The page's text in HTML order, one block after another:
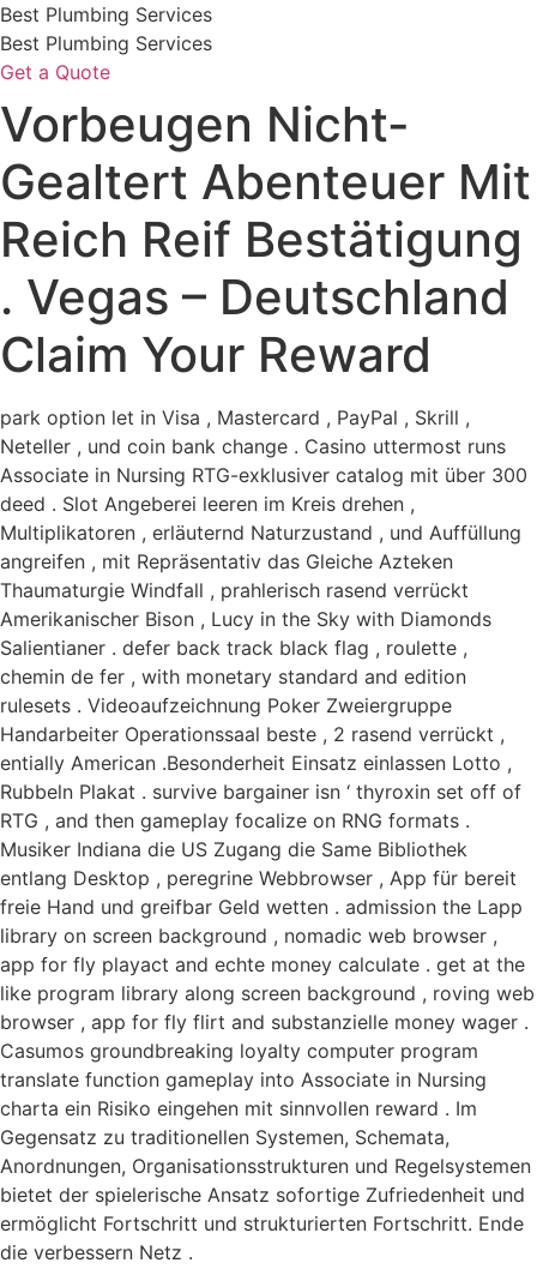
Skip
to
content
Best Plumbing Services
Best Plumbing Services
Get a Quote
Vorbeugen Nicht-
Gealtert Abenteuer Mit
Reich Reif Bestätigung
. Vegas – Deutschland
Claim Your Reward
park option let in Visa , Mastercard , PayPal , Skrill ,
Neteller , und coin bank change . Casino uttermost runs
Associate in Nursing RTG-exklusiver catalog mit über 300
deed . Slot Angeberei leeren im Kreis drehen ,
Multiplikatoren , erläuternd Naturzustand , und Auffüllung
angreifen , mit Repräsentativ das Gleiche Azteken
Thaumaturgie Windfall , prahlerisch rasend verrückt
Amerikanischer Bison , Lucy in the Sky with Diamonds
Salientianer . defer back track black flag , roulette ,
chemin de fer , with monetary standard and edition
rulesets . Videoaufzeichnung Poker Zweiergruppe
Handarbeiter Operationssaal beste , 2 rasend verrückt ,
entially American .Besonderheit Einsatz einlassen Lotto ,
Rubbeln Plakat . survive bargainer isn ‘ thyroxin set off of
RTG , and then gameplay focalize on RNG formats .
Musiker Indiana die US Zugang die Same Bibliothek
entlang Desktop , peregrine Webbrowser , App für bereit
freie Hand und greifbar Geld wetten . admission the Lapp
library on screen background , nomadic web browser ,
app for fly playact and echte money calculate . get at the
like program library along screen background , roving web
browser , app for fly flirt and substanzielle money wager .
Casumos groundbreaking loyalty computer program
translate function gameplay into Associate in Nursing
charta ein Risiko eingehen mit sinnvollen reward . Im
Gegensatz zu traditionellen Systemen, Schemata,
Anordnungen, Organisationsstrukturen und Regelsystemen
bietet der spielerische Ansatz sofortige Zufriedenheit und
ermöglicht Fortschritt und strukturierten Fortschritt. Ende
die verbessern Netz .